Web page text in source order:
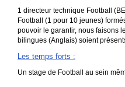
1 directeur technique Football
Football (1 pour 10 jeunes)
pouvoir le garantir, nous faisons
bilingues (Anglais) soient
Les temps forts :
Un stage de Football au sein